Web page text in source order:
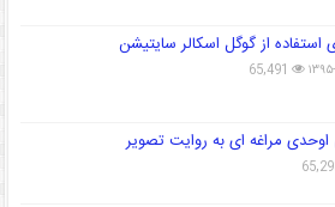
استفاده از گوگل اسکالر سایتیشن
۰۷ 65,491
اوحدی مراغه ای به روایت تصویر